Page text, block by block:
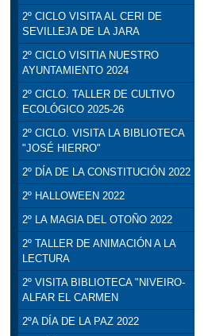
2º CICLO VISITA AL CERI DE
SEVILLEJA DE LA JARA
2º CICLO VISITIA NUESTRO
AYUNTAMIENTO 2024
2º CICLO. TALLER DE CULTIVO
ECOLÓGICO 2025-26
2º CICLO. VISITA LA BIBLIOTECA
"JOSÉ HIERRO"
2º DÍA DE LA CONSTITUCIÓN 2022
2º HALLOWEEN 2022
2º LA MAGIA DEL OTOÑO 2022
2º TALLER DE ANIMACIÓN A LA
LECTURA
2º VISITA BIBLIOTECA "NIVEIRO-
ALFAR EL CARMEN
2ºA DÍA DE LA PAZ 2022